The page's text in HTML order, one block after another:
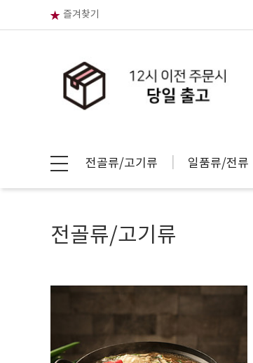
즐겨찾기
전골류/고기류 일품류/전류
전골류/고기류